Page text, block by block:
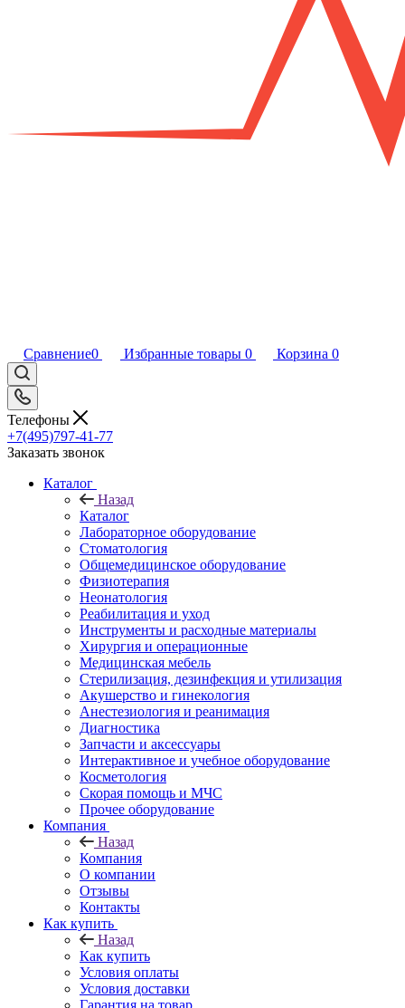
Сравнение0 Избранные товары 0 Корзина 0
Телефоны
+7(495)797-41-77
Заказать звонок
Каталог
Назад
Каталог
Лабораторное оборудование
Стоматология
Общемедицинское оборудование
Физиотерапия
Неонатология
Реабилитация и уход
Инструменты и расходные материалы
Хирургия и операционные
Медицинская мебель
Стерилизация, дезинфекция и утилизация
Акушерство и гинекология
Анестезиология и реанимация
Диагностика
Запчасти и аксессуары
Интерактивное и учебное оборудование
Косметология
Скорая помощь и МЧС
Прочее оборудование
Компания
Назад
Компания
О компании
Отзывы
Контакты
Как купить
Назад
Как купить
Условия оплаты
Условия доставки
Гарантия на товар